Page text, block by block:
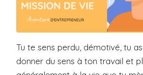
Tu te sens perdu, démotivé, tu
donner du sens à ton travail et